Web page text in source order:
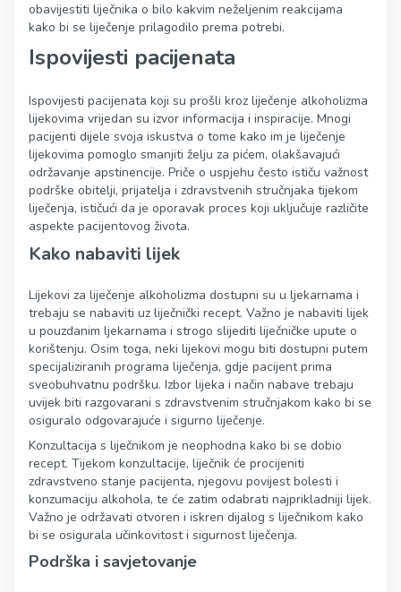
obavijestiti liječnika o bilo kakvim neželjenim reakcijama
kako bi se liječenje prilagodilo prema potrebi.
Ispovijesti pacijenata
Ispovijesti pacijenata koji su prošli kroz liječenje alkoholizma
lijekovima vrijedan su izvor informacija i inspiracije. Mnogi
pacijenti dijele svoja iskustva o tome kako im je liječenje
lijekovima pomoglo smanjiti želju za pićem, olakšavajući
održavanje apstinencije. Priče o uspjehu često ističu važnost
podrške obitelji, prijatelja i zdravstvenih stručnjaka tijekom
liječenja, ističući da je oporavak proces koji uključuje različite
aspekte pacijentovog života.
Kako nabaviti lijek
Lijekovi za liječenje alkoholizma dostupni su u ljekarnama i
trebaju se nabaviti uz liječnički recept. Važno je nabaviti lijek
u pouzdanim ljekarnama i strogo slijediti liječničke upute o
korištenju. Osim toga, neki lijekovi mogu biti dostupni putem
specijaliziranih programa liječenja, gdje pacijent prima
sveobuhvatnu podršku. Izbor lijeka i način nabave trebaju
uvijek biti razgovarani s zdravstvenim stručnjakom kako bi se
osiguralo odgovarajuće i sigurno liječenje.
Konzultacija s liječnikom je neophodna kako bi se dobio
recept. Tijekom konzultacije, liječnik će procijeniti
zdravstveno stanje pacijenta, njegovu povijest bolesti i
konzumaciju alkohola, te će zatim odabrati najprikladniji lijek.
Važno je održavati otvoren i iskren dijalog s liječnikom kako
bi se osigurala učinkovitost i sigurnost liječenja.
Podrška i savjetovanje